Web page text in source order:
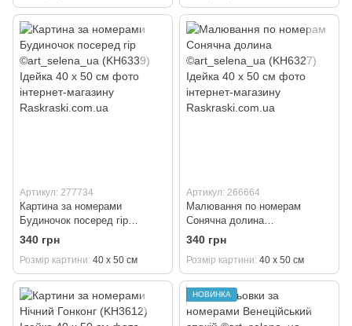
Артикул: 277734
Картина за номерами
Будиночок посеред гір
©art_selena_ua (KH6339)
Ідейка 40 х 50 см
340 грн
Розмір картини 40 х 50 см
Артикул: 266664
Малювання по номерам
Сонячна долина
©art_selena_ua (KH6327)
Ідейка 40 х 50 см
340 грн
Розмір картини 40 х 50 см
НОВИНКА